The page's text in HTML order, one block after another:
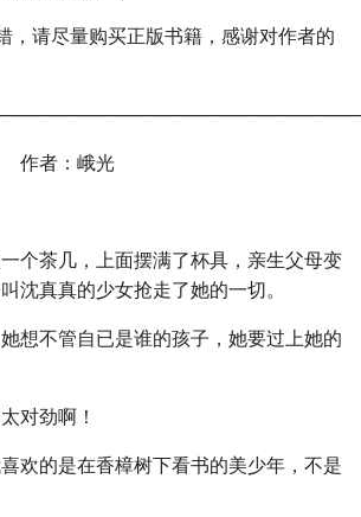
，请尽量购买正版书籍，感谢对作者的
作者：峨光
个茶几，上面摆满了杯具，亲生父母变
沈真真的少女抢走了她的一切。
想不管自已是谁的孩子，她要过上她的
对劲啊！
欢的是在香樟树下看书的美少年，不是